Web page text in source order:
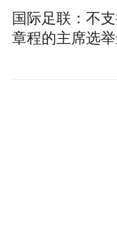
国际足联：不
章程的主席选